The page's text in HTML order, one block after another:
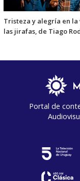
Tristeza y alegría en la
las jirafas, de Tiago
Portal de